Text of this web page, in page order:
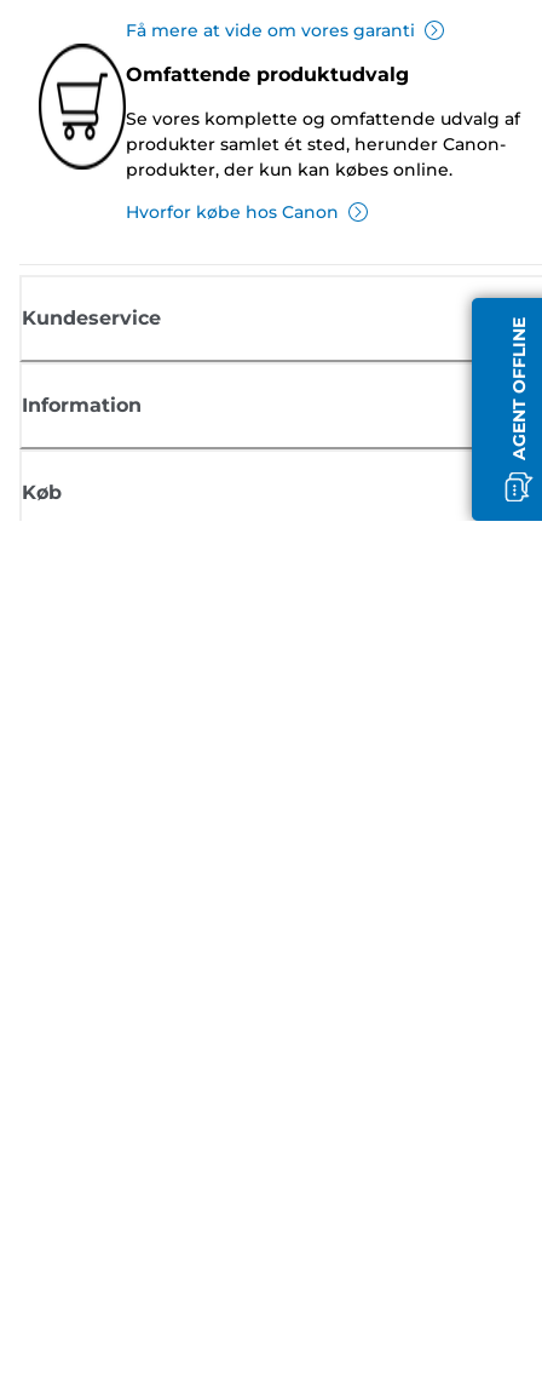
AGENT OFFLINE
Få mere at vide om vores garanti
Omfattende produktudvalg
Se vores komplette og omfattende udvalg af
produkter samlet ét sted, herunder Canon-
produkter, der kun kan købes online.
Hvorfor købe hos Canon
Kundeservice
Information
Køb